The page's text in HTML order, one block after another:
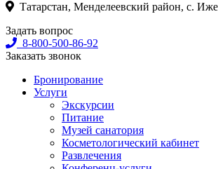
Татарстан, Менделеевский район, с.
Задать вопрос
8-800-500-86-92
Заказать звонок
Бронирование
Услуги
Экскурсии
Питание
Музей санатория
Косметологический кабинет
Развлечения